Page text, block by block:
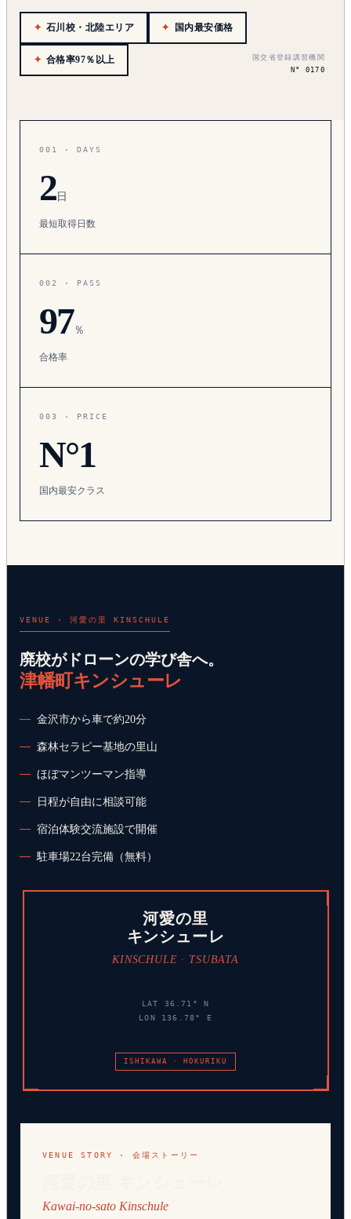
石川校・北陸エリア 国内最安価格
合格率97％以上
国交省登録講習機関
N° 0170
001 · DAYS
2日
最短取得日数
002 · PASS
97％
合格率
003 · PRICE
N°1
国内最安クラス
VENUE · 河愛の里 KINSCHULE
廃校がドローンの学び舎へ。
津幡町キンシューレ
金沢市から車で約20分
森林セラピー基地の里山
ほぼマンツーマン指導
日程が自由に相談可能
宿泊体験交流施設で開催
駐車場22台完備（無料）
河愛の里
キンシューレ
KINSCHULE · TSUBATA
LAT 36.71° N
LON 136.78° E
ISHIKAWA · HOKURIKU
VENUE STORY · 会場ストーリー
Kawai-no-sato Kinschule